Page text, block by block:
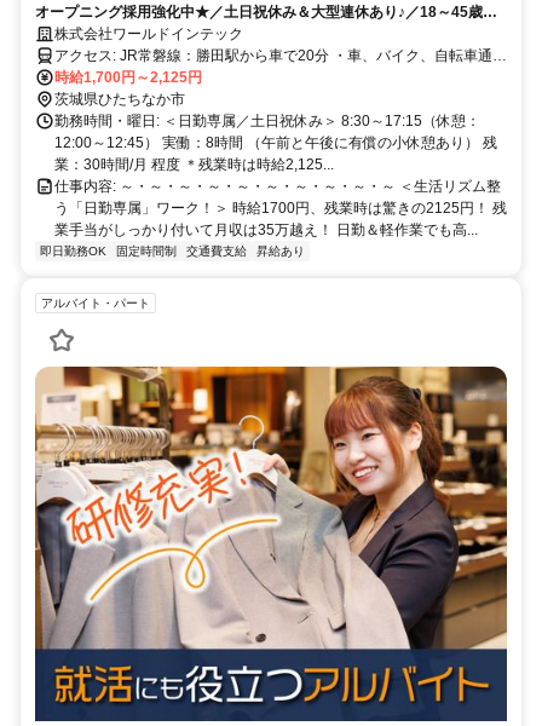
オープニング採用強化中★／土日祝休み＆大型連休あり♪／18～45歳の
男性が活躍中★／空調完備で快適に作業OK！／来社不要のスマホ面接
OK！
株式会社ワールドインテック
アクセス: JR常磐線：勝田駅から車で20分 ・車、バイク、自転車通勤
OK ・無料駐車場あり ・交通費規定内支給
時給1,700円～2,125円
茨城県ひたちなか市
勤務時間・曜日: ＜日勤専属／土日祝休み＞ 8:30～17:15（休憩：
12:00～12:45） 実働：8時間 （午前と午後に有償の小休憩あり） 残
業：30時間/月 程度 ＊残業時は時給2,125...
仕事内容: ～・～・～・～・～・～・～・～・～・～ ＜生活リズム整
う「日勤専属」ワーク！＞ 時給1700円、残業時は驚きの2125円！ 残
業手当がしっかり付いて月収は35万越え！ 日勤＆軽作業でも高...
即日勤務OK 固定時間制 交通費支給 昇給あり
アルバイト・パート